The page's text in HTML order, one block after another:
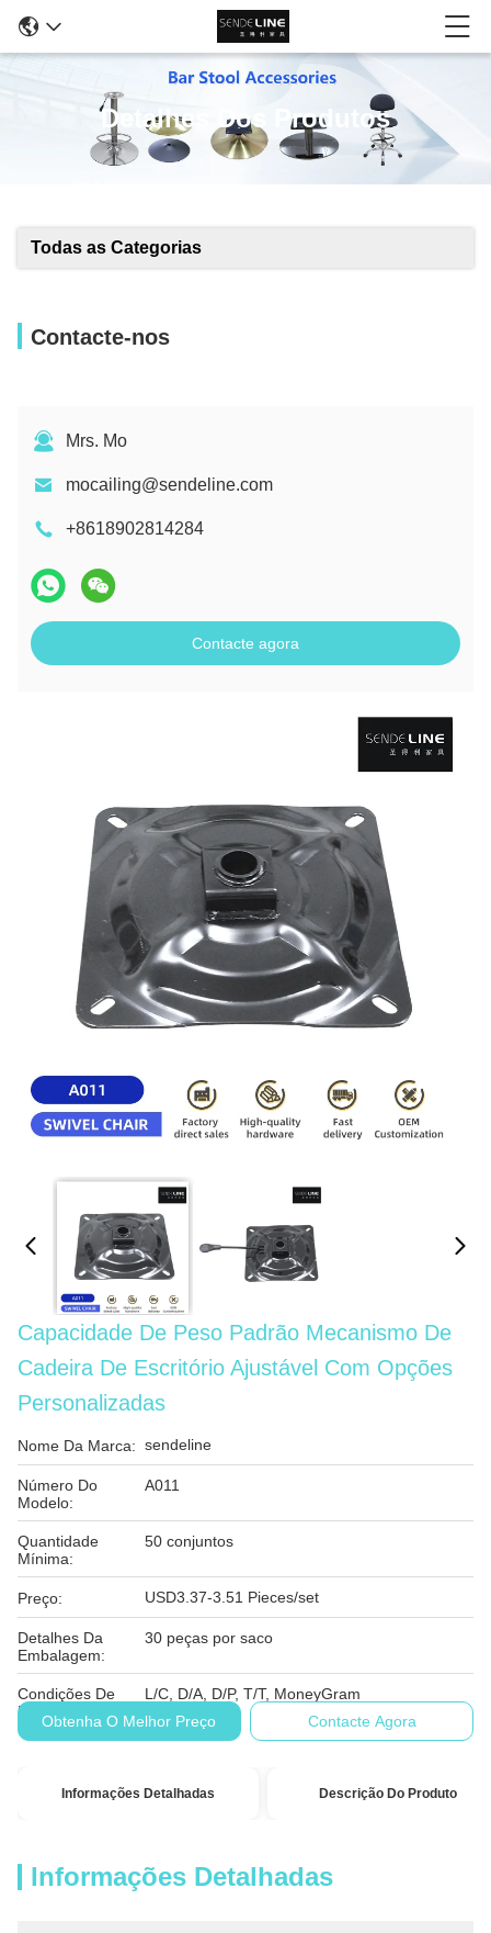
Detalhes Dos Produtos
Todas as Categorias
Contacte-nos
Mrs. Mo
mocailing@sendeline.com
+8618902814284
Contacte agora
Capacidade De Peso Padrão Mecanismo De
Cadeira De Escritório Ajustável Com Opções
Personalizadas
Nome Da Marca: sendeline
Número Do
Modelo:
A011
Quantidade
Mínima:
50 conjuntos
Preço: USD3.37-3.51 Pieces/set
Detalhes Da
Embalagem:
30 peças por saco
Condições De
Pagamento:
L/C, D/A, D/P, T/T, MoneyGram
Obtenha O Melhor Preço
Contacte Agora
Informações Detalhadas Descrição Do Produto
Informações Detalhadas